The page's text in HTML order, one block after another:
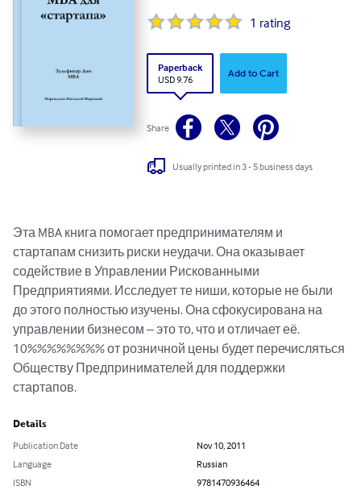
1 rating
Paperback
USD 9.76
Add to Cart
Share
Usually printed in 3 - 5 business days
Эта MBA книга помогает предпринимателям и
стартапам снизить риски неудачи. Она оказывает
содействие в Управлении Рискованными
Предприятиями. Исследует те ниши, которые не были
до этого полностью изучены. Она сфокусирована на
управлении бизнесом – это то, что и отличает её.
10%%%%%%%% от розничной цены будет перечисляться
Обществу Предпринимателей для поддержки
стартапов.
Details
Publication Date
Nov 10, 2011
Language
Russian
ISBN
9781470936464